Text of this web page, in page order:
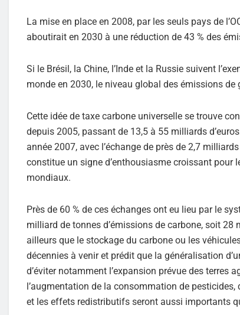
La mise en place en 2008, par les seuls pays de
aboutirait en 2030 à une réduction de 43 % des
Si le Brésil, la Chine, l’Inde et la Russie suivent
monde en 2030, le niveau global des émissions
Cette idée de taxe carbone universelle se trouve
depuis 2005, passant de 13,5 à 55 milliards
année 2007, avec l’échange de près de 2,7
constitue un signe d’enthousiasme croissant pour
mondiaux.
Près de 60 % de ces échanges ont eu lieu par le
milliard de tonnes d’émissions de carbone, soit 28
ailleurs que le stockage du carbone ou les
décennies à venir et prédit que la généralisation
d’éviter notamment l’expansion prévue des
l’augmentation de la consommation de pesticides,
et les effets redistributifs seront aussi importants